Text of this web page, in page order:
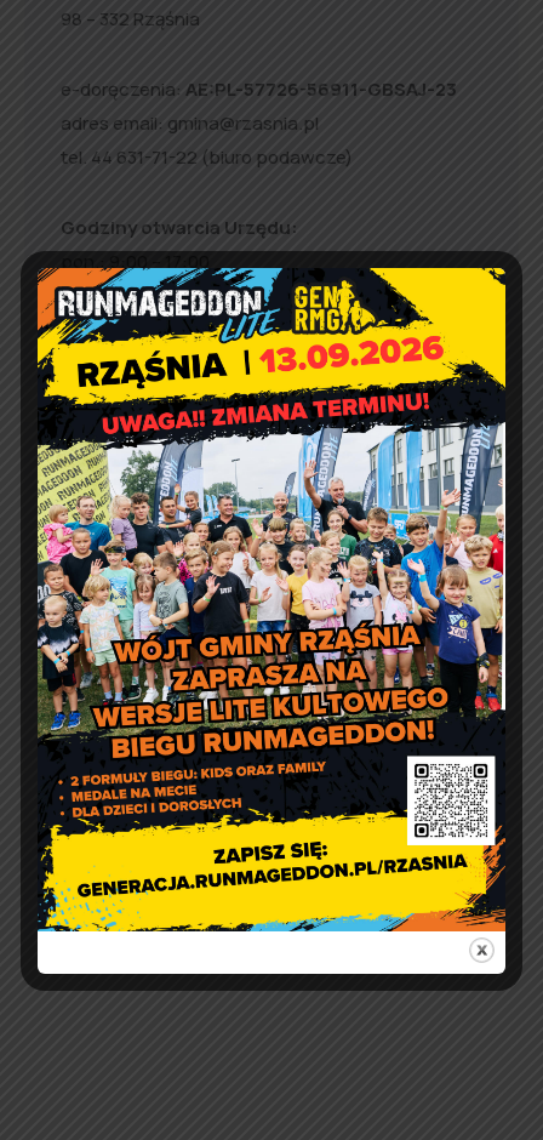
98 – 332 Rząśnia
e-doręczenia: AE:PL-57726-56911-GBSAJ-23
adres email: gmina@rzasnia.pl
tel. 44 631-71-22 (biuro podawcze)
Godziny otwarcia Urzędu:
pon.: 9:00 – 17:00
wt. – pt.: 7:30 – 15:30
Jakość powietrza